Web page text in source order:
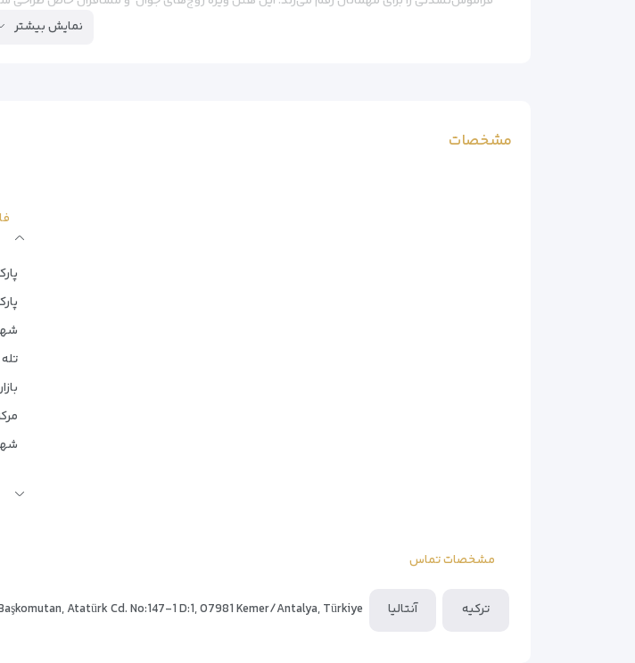
– رستوران‌های متنوع با منوی بین‌المللی
نمایش بیشتر
مشخصات
مشخصات تماس
ترکیه آنتالیا Atatürk Cd. No:147-1 D:1, 07981 Kemer/Antalya, Türkiye